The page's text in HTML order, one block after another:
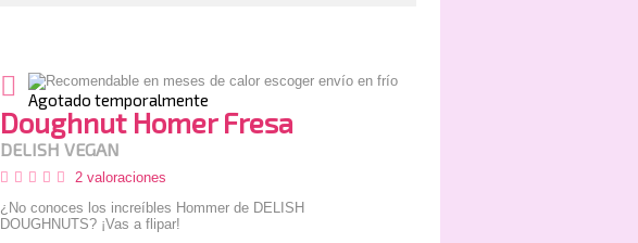
Agotado temporalmente
Doughnut Homer Fresa
DELISH VEGAN
2 valoraciones
¿No conoces los increíbles Hommer de DELISH
DOUGHNUTS? ¡Vas a flipar!